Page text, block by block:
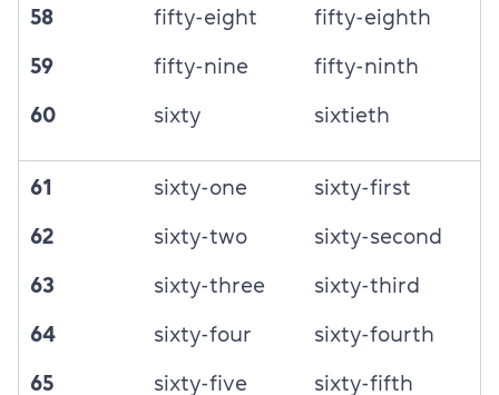
58
59
60
fifty-eight
fifty-nine
sixty
fifty-eighth
fifty-ninth
sixtieth
61
62
63
64
65
sixty-one
sixty-two
sixty-three
sixty-four
sixty-five
sixty-first
sixty-second
sixty-third
sixty-fourth
sixty-fifth